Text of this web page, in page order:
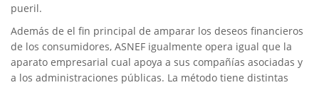
pueril.
Además de el fin principal de amparar los deseos financieros
de los consumidores, ASNEF igualmente opera igual que la
aparato empresarial cual apoya a sus compañías asociadas y
a los administraciones públicas. La método tiene distintas